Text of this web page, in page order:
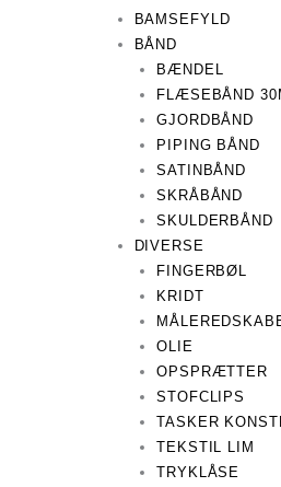
BAMSEFYLD
BÅND
BÆNDEL
FLÆSEBÅND
GJORDBÅND
PIPING BÅND
SATINBÅND
SKRÅBÅND
SKULDERBÅND
DIVERSE
FINGERBØL
KRIDT
OLIE
OPSPRÆTTER
STOFCLIPS
TASKER
TEKSTIL LIM
TRYKLÅSE